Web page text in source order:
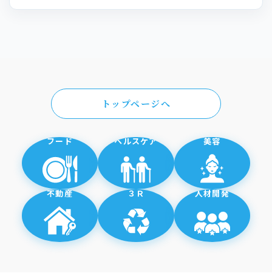
トップページへ
フード ヘルスケア 美容
不動産 ３Ｒ 人材開発